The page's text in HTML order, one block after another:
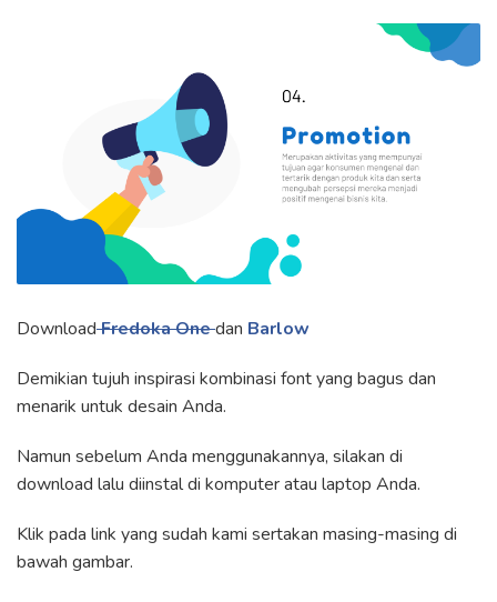
DownloadFredoka Onedan Barlow
Demikian tujuh inspirasi kombinasi font yang bagus dan
menarik untuk desain Anda.
Namun sebelum Anda menggunakannya, silakan di
download lalu diinstal di komputer atau laptop Anda.
Klik pada link yang sudah kami sertakan masing-masing di
bawah gambar.